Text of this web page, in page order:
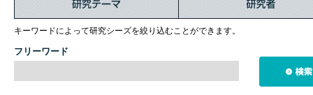
キーワードによって研究シーズを絞り込むことができます。
フリーワード